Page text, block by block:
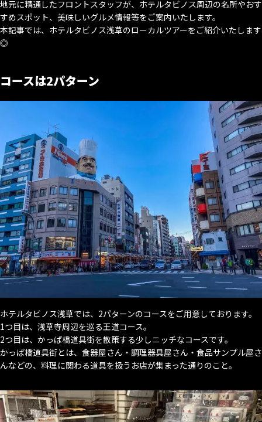
地元に精通したフロントスタッフが、ホテルタビノス周辺の名所やおす
すめスポット、美味しいグルメ情報等をご案内いたします。
本記事では、ホテルタビノス浅草のローカルツアーをご紹介いたします
◎
コースは2パターン
ホテルタビノス浅草では、2パターンのコースをご用意しております。
1つ目は、浅草寺周辺を巡る王道コース。
2つ目は、かっぱ橋道具街を散策する少しニッチなコースです。
かっぱ橋道具街とは、食器屋さん・調理器具屋さん・食品サンプル屋さ
んなどの、料理に関わる道具を扱うお店が集まった通りのこと。